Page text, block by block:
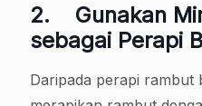
2. Gunakan
sebagai Perapi
Daripada perapi rambut